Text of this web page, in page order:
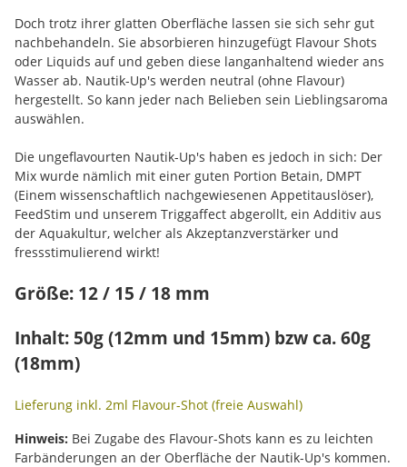
Doch trotz ihrer glatten Oberfläche lassen sie sich sehr gut
nachbehandeln. Sie absorbieren hinzugefügt Flavour Shots
oder Liquids auf und geben diese langanhaltend wieder ans
Wasser ab. Nautik-Up's werden neutral (ohne Flavour)
hergestellt. So kann jeder nach Belieben sein Lieblingsaroma
auswählen.
Die ungeflavourten Nautik-Up's haben es jedoch in sich: Der
Mix wurde nämlich mit einer guten Portion Betain, DMPT
(Einem wissenschaftlich nachgewiesenen Appetitauslöser),
FeedStim und unserem Triggaffect abgerollt, ein Additiv aus
der Aquakultur, welcher als Akzeptanzverstärker und
fressstimulierend wirkt!
Größe: 12 / 15 / 18 mm
Inhalt: 50g (12mm und 15mm) bzw ca. 60g
(18mm)
Lieferung inkl. 2ml Flavour-Shot (freie Auswahl)
Hinweis: Bei Zugabe des Flavour-Shots kann es zu leichten
Farbänderungen an der Oberfläche der Nautik-Up's kommen.